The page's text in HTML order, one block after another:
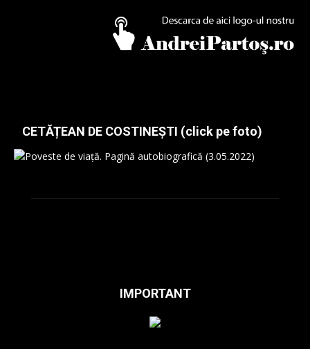
CETĂȚEAN DE COSTINEȘTI (click pe foto)
IMPORTANT